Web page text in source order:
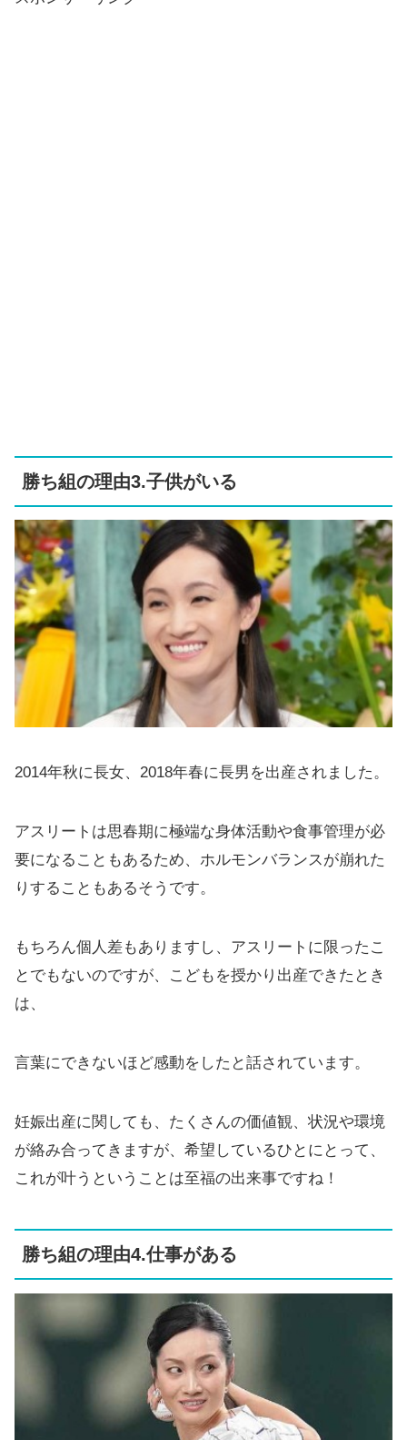
勝ち組の理由3.子供がいる
2014年秋に長女、2018年春に長男を出産されました。
アスリートは思春期に極端な身体活動や食事管理が必
要になることもあるため、ホルモンバランスが崩れた
りすることもあるそうです。
もちろん個人差もありますし、アスリートに限ったこ
とでもないのですが、こどもを授かり出産できたとき
は、
言葉にできないほど感動をしたと話されています。
妊娠出産に関しても、たくさんの価値観、状況や環境
が絡み合ってきますが、希望しているひとにとって、
これが叶うということは至福の出来事ですね！
勝ち組の理由4.仕事がある